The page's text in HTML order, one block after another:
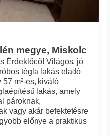
megye, Miskolc
Érdeklődő! Világos, jó
tégla lakás eladó
m²-es, kiváló
lakás, amely
pároknak,
vagy akár befektetésre
előnye a praktikus